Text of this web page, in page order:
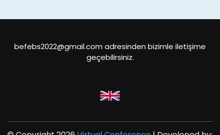
befebs2022@gmail.com adresinden bizimle iletişime
geçebilirsiniz.